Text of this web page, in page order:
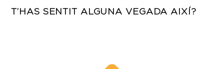
T’HAS SENTIT ALGUNA VEGADA AIXÍ?